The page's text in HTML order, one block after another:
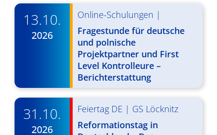
i
g
t
i
o
13.10.
2026
Online-Schulungen |
Fragestunde für deutsche
und polnische
Projektpartner und First
Level Kontrolleure –
Berichterstattung
31.10.
2026
Feiertag DE | GS Löcknitz
Reformationstag in